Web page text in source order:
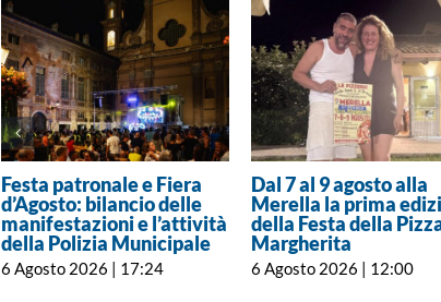
Festa patronale e Fiera
d’Agosto: bilancio delle
manifestazioni e l’attività
della Polizia Municipale
6 Agosto 2026 | 17:24
Dal 7 al 9 agosto alla
Merella la prima
della Festa della
Margherita
6 Agosto 2026 | 12:00